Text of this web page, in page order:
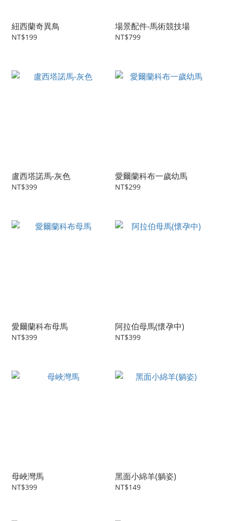
紐西蘭奇異鳥
NT$199
場景配件-馬術競技場
NT$799
盧西塔諾馬-灰色
NT$399
愛爾蘭科布一歲幼馬
NT$299
愛爾蘭科布母馬
NT$399
阿拉伯母馬(懷孕中)
NT$399
母峽灣馬
NT$399
黑面小綿羊(躺姿)
NT$149